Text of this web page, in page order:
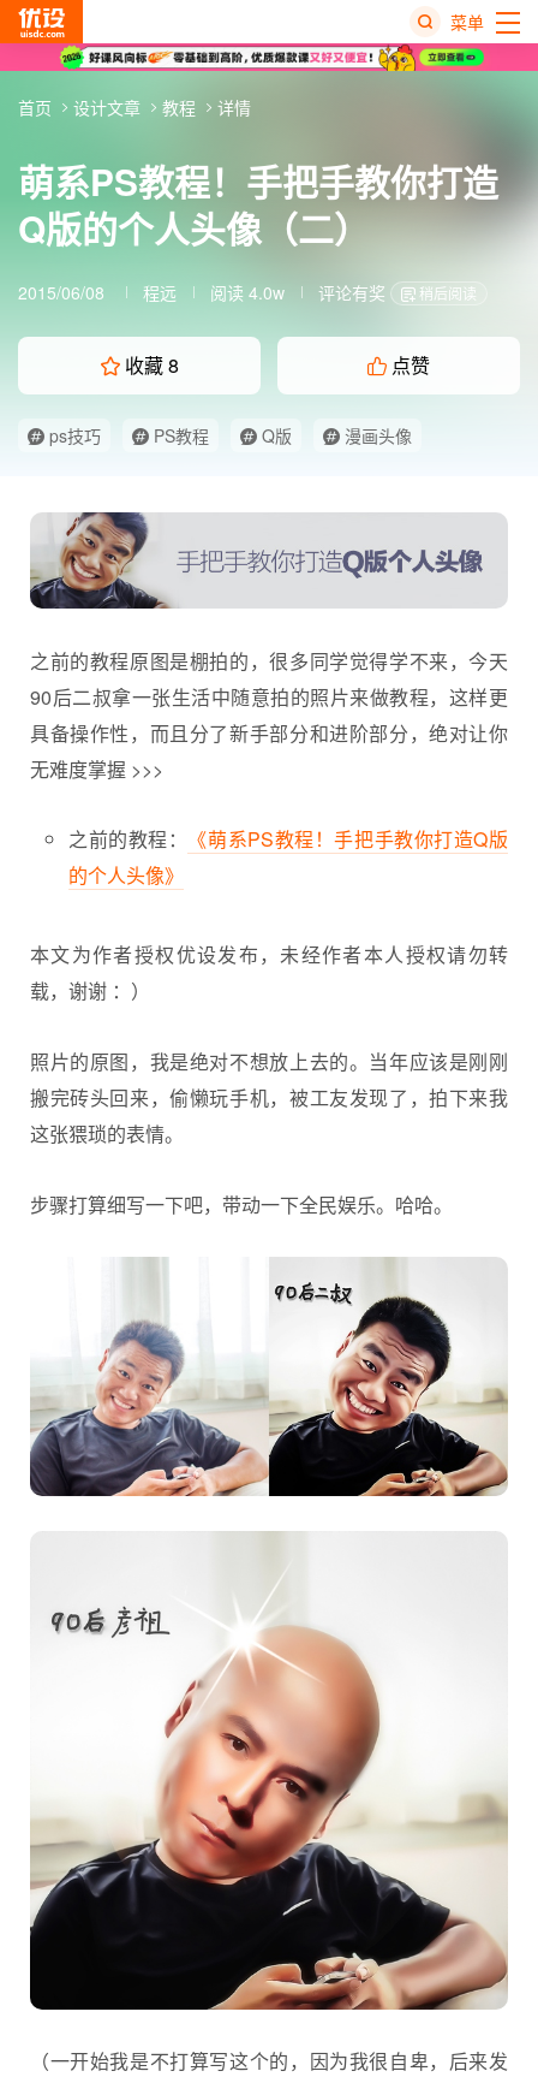
菜单
萌系PS教程！手把手教你打造
Q版的个人头像（二）
2015/06/08 程远 阅读 4.0w 评论有奖 稍后阅读
收藏8 点赞
ps技巧 PS教程 Q版
漫画头像
首页 设计文章 教程 详情
之前的教程原图是棚拍的，很多同学觉得学不来，今天
90后二叔拿一张生活中随意拍的照片来做教程，这样更
具备操作性，而且分了新手部分和进阶部分，绝对让你
无难度掌握 >>>
之前的教程：
《萌系PS教程！手把手教你打造Q版
的个人头像》
本文为作者授权优设发布，未经作者本人授权请勿转
载，谢谢 ：）
照片的原图，我是绝对不想放上去的。当年应该是刚刚
搬完砖头回来，偷懒玩手机，被工友发现了，拍下来我
这张猥琐的表情。
步骤打算细写一下吧，带动一下全民娱乐。哈哈。
（一开始我是不打算写这个的，因为我很自卑，后来发